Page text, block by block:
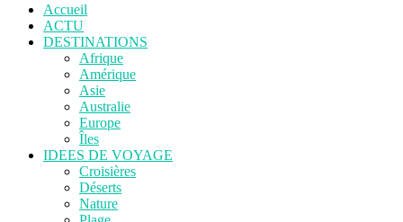
Accueil
ACTU
DESTINATIONS
Afrique
Amérique
Asie
Australie
Europe
Îles
IDEES DE VOYAGE
Croisières
Déserts
Nature